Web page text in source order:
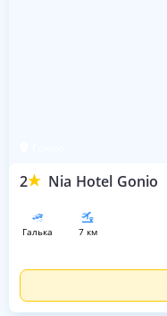
2 Nia Hotel Gonio
галька 7 км